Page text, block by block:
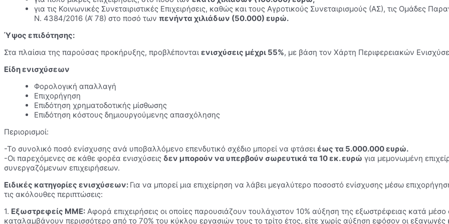
για τις Κοινωνικές Συνεταιριστικές Επιχειρήσεις, καθώς και τους Αγροτικούς Συνεταιρισμούς (ΑΣ), τις Ομάδες
Ν. 4384/2016 (Α’ 78) στο ποσό των πενήντα χιλιάδων (50.000) ευρώ.
Ύψος επιδότησης:
Στα πλαίσια της παρούσας προκήρυξης, προβλέπονται ενισχύσεις μέχρι 55%, με βάση τον Χάρτη Περιφερειακών
Είδη ενισχύσεων
Φορολογική απαλλαγή
Επιχορήγηση
Επιδότηση χρηματοδοτικής μίσθωσης
Επιδότηση κόστους δημιουργούμενης απασχόλησης
Περιορισμοί:
-Το συνολικό ποσό ενίσχυσης ανά υποβαλλόμενο επενδυτικό σχέδιο μπορεί να φτάσει έως τα 5.000.000 ευρώ.
-Οι παρεχόμενες σε κάθε φορέα ενισχύσεις δεν μπορούν να υπερβούν σωρευτικά τα 10 εκ. ευρώ για μεμονωμένη
συνεργαζόμενων επιχειρήσεων.
Ειδικές κατηγορίες ενισχύσεων: Για να μπορεί μια επιχείρηση να λάβει μεγαλύτερο ποσοστό ενίσχυσης μέσω
τις ακόλουθες περιπτώσεις:
1. Εξωστρεφείς ΜΜΕ: Αφορά επιχειρήσεις οι οποίες παρουσιάζουν τουλάχιστον 10% αύξηση της εξωστρέφειας κατά μέσο
καταλαμβάνουν περισσότερο από το 70% του κύκλου εργασιών τους το τρίτο έτος, είτε χωρίς αύξηση εφόσον οι